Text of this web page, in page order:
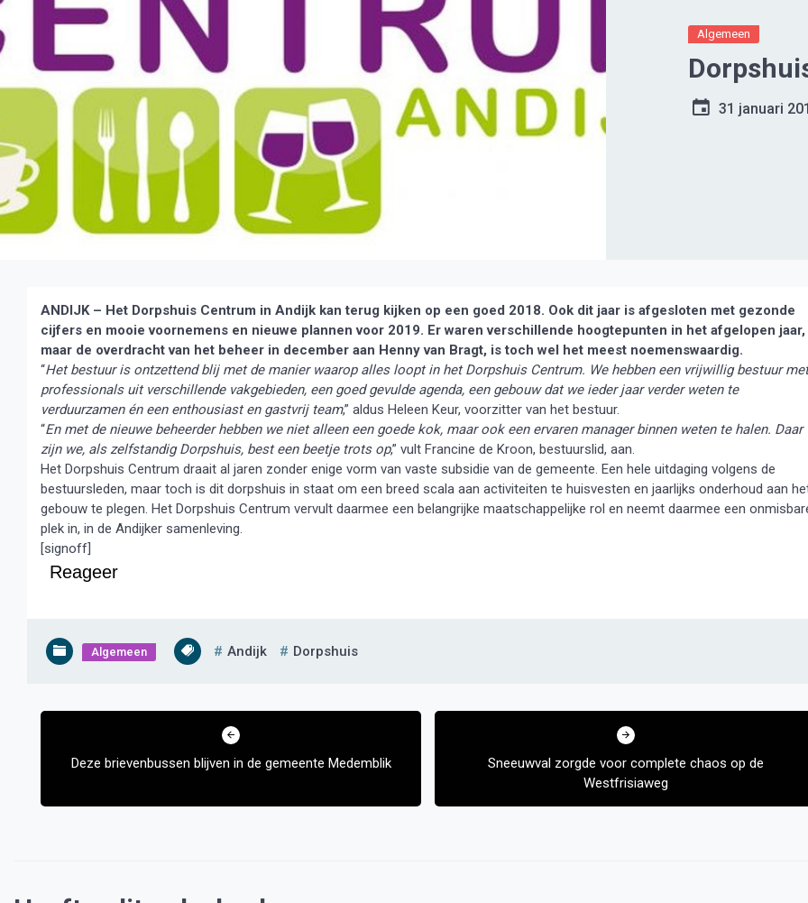
Algemeen
31 januari
ANDIJK – Het Dorpshuis Centrum in Andijk kan terug kijken op een goed 2018. Ook dit jaar is afgesloten met gezonde
cijfers en mooie voornemens en nieuwe plannen voor 2019. Er waren verschillende hoogtepunten in het afgelopen jaar,
maar de overdracht van het beheer in december aan Henny van Bragt, is toch wel het meest noemenswaardig.
“Het bestuur is ontzettend blij met de manier waarop alles loopt in het Dorpshuis Centrum. We hebben een vrijwillig bestuur met
professionals uit verschillende vakgebieden, een goed gevulde agenda, een gebouw dat we ieder jaar verder weten te
verduurzamen én een enthousiast en gastvrij team,” aldus Heleen Keur, voorzitter van het bestuur.
“En met de nieuwe beheerder hebben we niet alleen een goede kok, maar ook een ervaren manager binnen weten te halen. Daar
zijn we, als zelfstandig Dorpshuis, best een beetje trots op,” vult Francine de Kroon, bestuurslid, aan.
Het Dorpshuis Centrum draait al jaren zonder enige vorm van vaste subsidie van de gemeente. Een hele uitdaging volgens de
bestuursleden, maar toch is dit dorpshuis in staat om een breed scala aan activiteiten te huisvesten en jaarlijks onderhoud aan
gebouw te plegen. Het Dorpshuis Centrum vervult daarmee een belangrijke maatschappelijke rol en neemt daarmee een
plek in, in de Andijker samenleving.
[signoff]
Reageer
Algemeen Andijk Dorpshuis
Bericht
Deze brievenbussen blijven in de gemeente Medemblik
Sneeuwval zorgde voor complete chaos op de
Westfrisiaweg